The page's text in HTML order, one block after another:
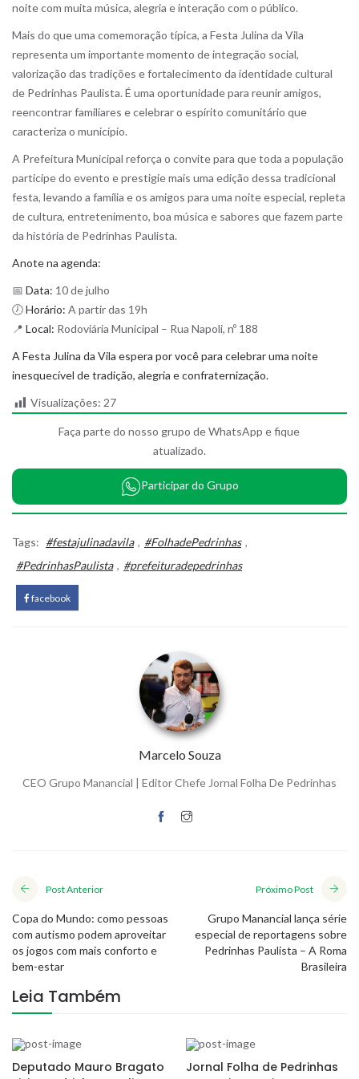
noite com muita música, alegria e interação com o público.
Mais do que uma comemoração típica, a Festa Julina da Vila
representa um importante momento de integração social,
valorização das tradições e fortalecimento da identidade cultural
de Pedrinhas Paulista. É uma oportunidade para reunir amigos,
reencontrar familiares e celebrar o espírito comunitário que
caracteriza o município.
A Prefeitura Municipal reforça o convite para que toda a população
participe do evento e prestigie mais uma edição dessa tradicional
festa, levando a família e os amigos para uma noite especial, repleta
de cultura, entretenimento, boa música e sabores que fazem parte
da história de Pedrinhas Paulista.
Anote na agenda:
📅 Data: 10 de julho
🕖Horário: A partir das 19h
📍 Local: Rodoviária Municipal – Rua Napoli, nº 188
A Festa Julina da Vila espera por você para celebrar uma noite
inesquecível de tradição, alegria e confraternização.
Visualizações: 27
Faça parte do nosso grupo de WhatsApp e fique
atualizado.
Participar do Grupo
Tags: #festajulinadavila , #FolhadePedrinhas ,
#PedrinhasPaulista , #prefeituradepedrinhas
facebook
Marcelo Souza
CEO Grupo Manancial | Editor Chefe Jornal Folha De Pedrinhas
Post Anterior
Copa do Mundo: como pessoas
com autismo podem aproveitar
os jogos com mais conforto e
bem-estar
Próximo Post
Grupo Manancial lança série
especial de reportagens sobre
Pedrinhas Paulista – A Roma
Brasileira
Leia Também
Deputado Mauro Bragato
Jornal Folha de Pedrinhas